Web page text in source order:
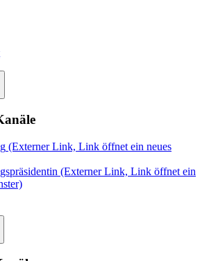
(Externer Link, Link öffnet ein neues
(Externer Link, Link öffnet ein